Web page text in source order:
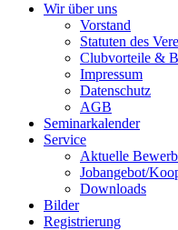
Wir über uns
Vorstand
Statuten des
Clubvorteile &
Impressum
Datenschutz
AGB
Seminarkalender
Service
Aktuelle
Jobangebot/
Downloads
Bilder
Registrierung